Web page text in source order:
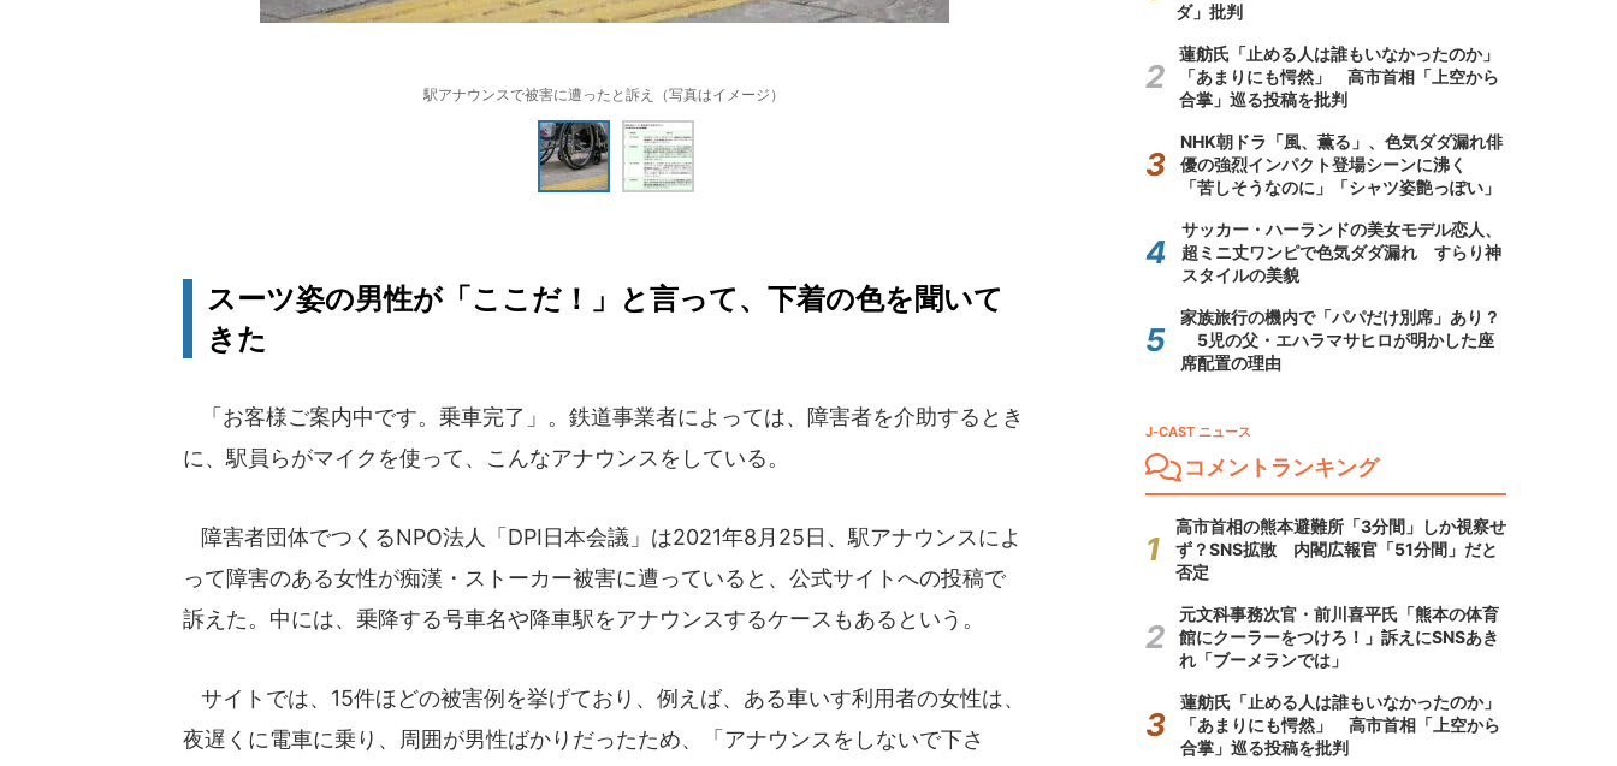
駅アナウンスで被害に遭ったと訴え（写真はイメージ）
スーツ姿の男性が「ここだ！」と言って、下着の色を聞いて
きた
「お客様ご案内中です。乗車完了」。鉄道事業者によっては、障害者を介助するとき
に、駅員らがマイクを使って、こんなアナウンスをしている。
障害者団体でつくるNPO法人「DPI日本会議」は2021年8月25日、駅アナウンスによ
って障害のある女性が痴漢・ストーカー被害に遭っていると、公式サイトへの投稿で
訴えた。中には、乗降する号車名や降車駅をアナウンスするケースもあるという。
サイトでは、15件ほどの被害例を挙げており、例えば、ある車いす利用者の女性は、
夜遅くに電車に乗り、周囲が男性ばかりだったため、「アナウンスをしないで下さ
ダ」批判
蓮舫氏「止める人は誰もいなかったのか」
「あまりにも愕然」 高市首相「上空から
合掌」巡る投稿を批判
NHK朝ドラ「風、薫る」、色気ダダ漏れ俳
優の強烈インパクト登場シーンに沸く
「苦しそうなのに」「シャツ姿艶っぽい」
サッカー・ハーランドの美女モデル恋人、
超ミニ丈ワンピで色気ダダ漏れ すらり神
スタイルの美貌
家族旅行の機内で「パパだけ別席」あり？
5児の父・エハラマサヒロが明かした座
席配置の理由
J-CAST ニュース
コメントランキング
高市首相の熊本避難所「3分間」しか視察せ
ず？SNS拡散 内閣広報官「51分間」だと
否定
元文科事務次官・前川喜平氏「熊本の体育
館にクーラーをつけろ！」訴えにSNSあき
れ「ブーメランでは」
蓮舫氏「止める人は誰もいなかったのか」
「あまりにも愕然」 高市首相「上空から
合掌」巡る投稿を批判